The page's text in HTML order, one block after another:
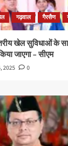
गढ़वाल गैरसैण
खेल सुविधाओं के
जाएगा – सीएम
2025 0